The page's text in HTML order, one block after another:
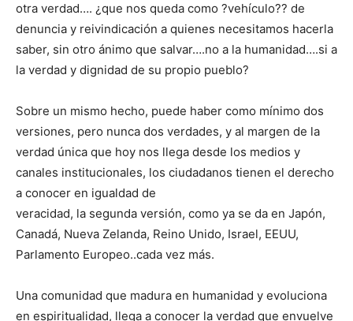
otra verdad…. ¿que nos queda como ?vehículo?? de
denuncia y reivindicación a quienes necesitamos hacerla
saber, sin otro ánimo que salvar….no a la humanidad….si a
la verdad y dignidad de su propio pueblo?
Sobre un mismo hecho, puede haber como mínimo dos
versiones, pero nunca dos verdades, y al margen de la
verdad única que hoy nos llega desde los medios y
canales institucionales, los ciudadanos tienen el derecho
a conocer en igualdad de
veracidad, la segunda versión, como ya se da en Japón,
Canadá, Nueva Zelanda, Reino Unido, Israel, EEUU,
Parlamento Europeo..cada vez más.
Una comunidad que madura en humanidad y evoluciona
en espiritualidad, llega a conocer la verdad que envuelve